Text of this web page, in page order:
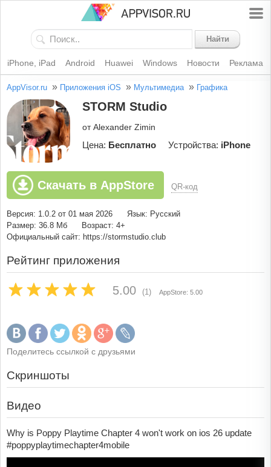
Найти
iPhone, iPad Android Huawei Windows Новости Реклама
AppVisor.ru » Приложения iOS » Мультимедиа » Графика
STORM Studio
от Alexander Zimin
Цена: Бесплатно Устройства: iPhone
Скачать в AppStore QR-код
Версия: 1.0.2 от 01 мая 2026
Язык: Русский
Размер: 36.8 Мб
Возраст: 4+
Официальный сайт: https://stormstudio.club
Рейтинг приложения
5.00 (1) AppStore: 5.00
Поделитесь ссылкой с друзьями
Скриншоты
Видео
Why is Poppy Playtime Chapter 4 won't work on ios 26 update
#poppyplaytimechapter4mobile